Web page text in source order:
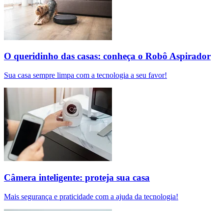
O queridinho das casas: conheça o Robô Aspirador
Sua casa sempre limpa com a tecnologia a seu favor!
Câmera inteligente: proteja sua casa
Mais segurança e praticidade com a ajuda da tecnologia!